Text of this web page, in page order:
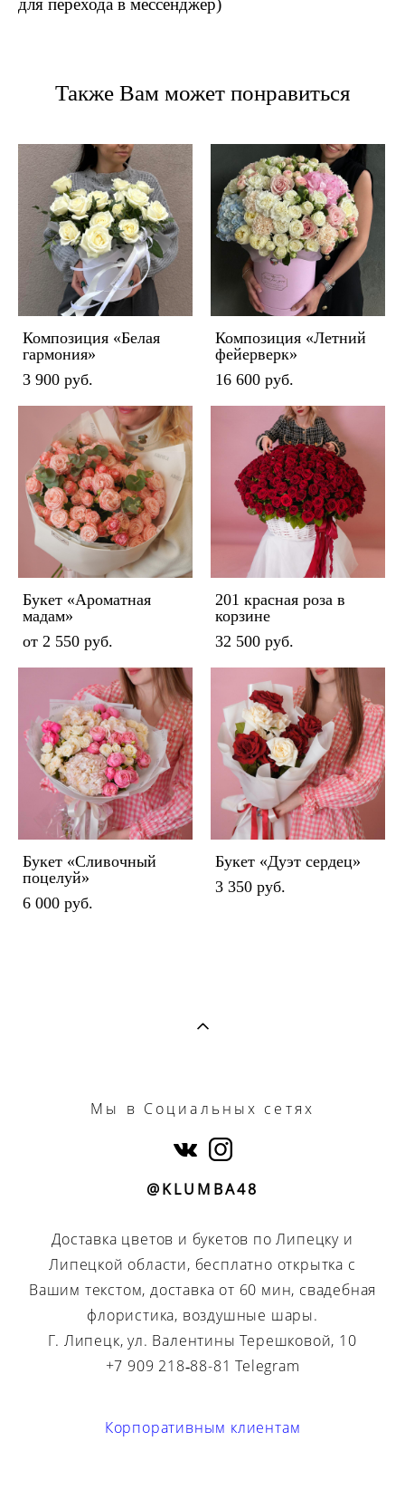
Также Вам может понравиться
Композиция «Белая
гармония»
3 900 pуб.
Композиция «Летний
фейерверк»
16 600 pуб.
Букет «Ароматная
мадам»
от 2 550 pуб.
201 красная роза в
корзине
32 500 pуб.
Букет «Сливочный
поцелуй»
6 000 pуб.
Букет «Дуэт сердец»
3 350 pуб.
Мы в Социальных сетях
@KLUMBA48
Доставка цветов и букетов по Липецку и
Липецкой области, бесплатно открытка с
Вашим текстом, доставка от 60 мин, свадебная
флористика, воздушные шары.
Г. Липецк, ул. Валентины Терешковой, 10
+7 909 218‑88-81 Telegram
Корпоративным клиентам